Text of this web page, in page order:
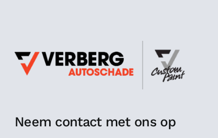
Zo herstellen wij autoschade. Stap voor stap
Neem contact met ons op